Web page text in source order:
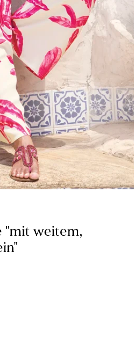
"mit weitem,